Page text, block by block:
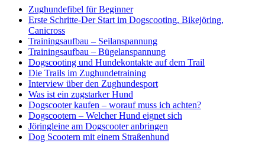
Zughundefibel für Beginner
Erste Schritte-Der Start im Dogscooting, Bikejöring,
Canicross
Trainingsaufbau – Seilanspannung
Trainingsaufbau – Bügelanspannung
Dogscooting und Hundekontakte auf dem Trail
Die Trails im Zughundetraining
Interview über den Zughundesport
Was ist ein zugstarker Hund
Dogscooter kaufen – worauf muss ich achten?
Dogscootern – Welcher Hund eignet sich
Jöringleine am Dogscooter anbringen
Dog Scootern mit einem Straßenhund